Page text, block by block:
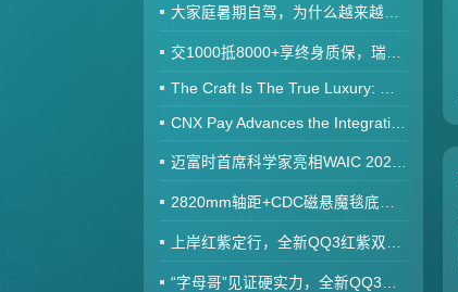
大家庭暑期自驾，为什么越来越多人选择瑞虎8 PRO非凡冠军？
交1000抵8000+享终身质保，瑞虎7L用宠爱滑移屏重塑家用体验
The Craft Is The True Luxury: MONETA Launches Heritage Gold Creations Rooted in Haute Joaillerie Leg
CNX Pay Advances the Integration of Phys
迈富时首席科学家亮相WAIC 2026，以技术突破与商业落地共话AI赋能实体经济新篇章
2820mm轴距+CDC磁悬魔毯底盘，全新一代瑞虎9拉满全家端午出游幸福感
上岸红紫定行，全新QQ3红紫双车色成高考场外最火“开运搭子”
“字母哥”见证硬实力，全新QQ3坐稳世界三小只席位